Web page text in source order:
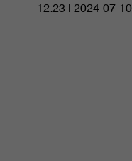
12:23 | 2024-07-10